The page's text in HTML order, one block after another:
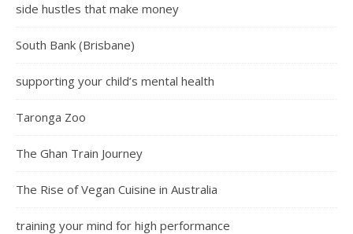
side hustles that make money
South Bank (Brisbane)
supporting your child’s mental health
Taronga Zoo
The Ghan Train Journey
The Rise of Vegan Cuisine in Australia
training your mind for high performance